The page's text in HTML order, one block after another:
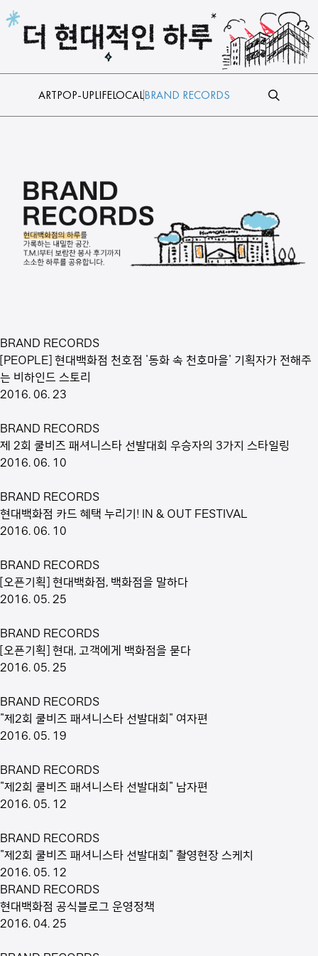
본문 바로가기
ARTPOP-UPLIFELOCALBRAND RECORDS
BRAND RECORDS
[PEOPLE] 현대백화점 천호점 '동화 속 천호마을' 기획자가 전해주
는 비하인드 스토리
2016. 06. 23
BRAND RECORDS
제 2회 쿨비즈 패셔니스타 선발대회 우승자의 3가지 스타일링
2016. 06. 10
BRAND RECORDS
현대백화점 카드 혜택 누리기! IN & OUT FESTIVAL
2016. 06. 10
BRAND RECORDS
[오픈기획] 현대백화점, 백화점을 말하다
2016. 05. 25
BRAND RECORDS
[오픈기획] 현대, 고객에게 백화점을 묻다
2016. 05. 25
BRAND RECORDS
"제2회 쿨비즈 패셔니스타 선발대회" 여자편
2016. 05. 19
BRAND RECORDS
"제2회 쿨비즈 패셔니스타 선발대회" 남자편
2016. 05. 12
BRAND RECORDS
"제2회 쿨비즈 패셔니스타 선발대회" 촬영현장 스케치
2016. 05. 12
BRAND RECORDS
현대백화점 공식블로그 운영정책
2016. 04. 25